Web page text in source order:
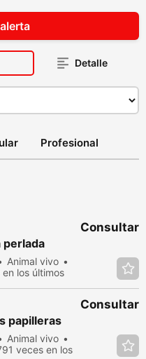
Detalle
Profesional
perlada
Animal vivo
los últimos
Consultar
papilleras
Animal vivo
veces en los
Consultar